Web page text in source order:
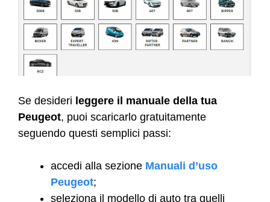
Se desideri leggere il manuale della tua
Peugeot, puoi scaricarlo gratuitamente
seguendo questi semplici passi:
accedi alla sezione Manuali d’uso
Peugeot;
seleziona il modello di auto tra quelli